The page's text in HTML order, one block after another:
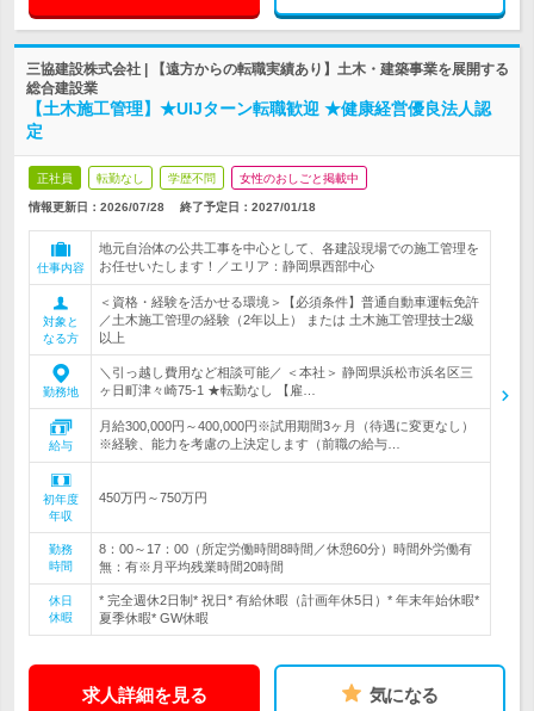
三協建設株式会社 | 【遠方からの転職実績あり】土木・建築事業を展開する
総合建設業
【土木施工管理】★UIJターン転職歓迎 ★健康経営優良法人認
定
正社員 転勤なし 学歴不問 女性のおしごと掲載中
情報更新日：2026/07/28 終了予定日： 2027/01/18
仕事内容
地元自治体の公共工事を中心として、各建設現場での施工管理を
お任せいたします！／エリア：静岡県西部中心
対象と
なる方
＜資格・経験を活かせる環境＞【必須条件】普通自動車運転免許
／土木施工管理の経験（2年以上） または 土木施工管理技士2級
以上
勤務地
＼引っ越し費用など相談可能／ ＜本社＞ 静岡県浜松市浜名区三
ヶ日町津々崎75-1 ★転勤なし 【雇…
給与
月給300,000円～400,000円※試用期間3ヶ月（待遇に変更なし）
※経験、能力を考慮の上決定します（前職の給与…
初年度
年収
450万円～750万円
勤務
時間
8：00～17：00（所定労働時間8時間／休憩60分）時間外労働有
無：有※月平均残業時間20時間
休日
休暇
* 完全週休2日制* 祝日* 有給休暇（計画年休5日）* 年末年始休暇*
夏季休暇* GW休暇
求人詳細を見る 気になる